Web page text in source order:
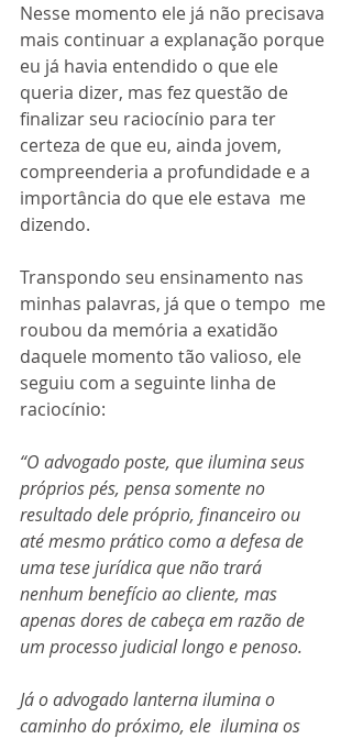
Nesse momento ele já não precisava
mais continuar a explanação porque
eu já havia entendido o que ele
queria dizer, mas fez questão de
finalizar seu raciocínio para ter
certeza de que eu, ainda jovem,
compreenderia a profundidade e a
importância do que ele estava  me
dizendo.
Transpondo seu ensinamento nas
minhas palavras, já que o tempo  me
roubou da memória a exatidão
daquele momento tão valioso, ele
seguiu com a seguinte linha de
raciocínio:
“O advogado poste, que ilumina seus
próprios pés, pensa somente no
resultado dele próprio, financeiro ou
até mesmo prático como a defesa de
uma tese jurídica que não trará
nenhum benefício ao cliente, mas
apenas dores de cabeça em razão de
um processo judicial longo e penoso.
Já o advogado lanterna ilumina o
caminho do próximo, ele  ilumina os